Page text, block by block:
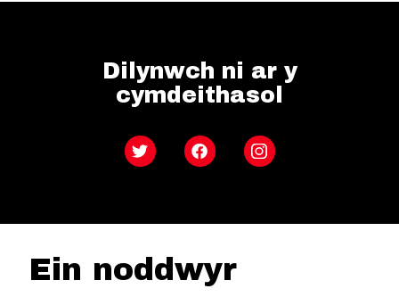
Dilynwch ni ar y
cymdeithasol
Twitter FacebookInstagram
Ein noddwyr